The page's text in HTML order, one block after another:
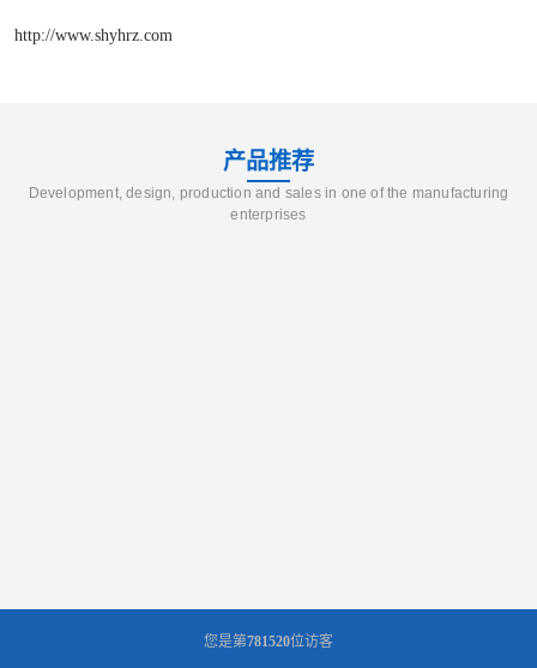
http://www.shyhrz.com
产品推荐
Development, design, production and sales in one of the manufacturing
enterprises
您是第781520位访客